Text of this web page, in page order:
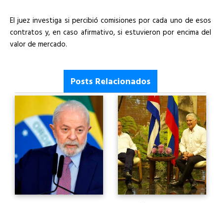
El juez investiga si percibió comisiones por cada uno de esos
contratos y, en caso afirmativo, si estuvieron por encima del
valor de mercado.
Posts Relacionados